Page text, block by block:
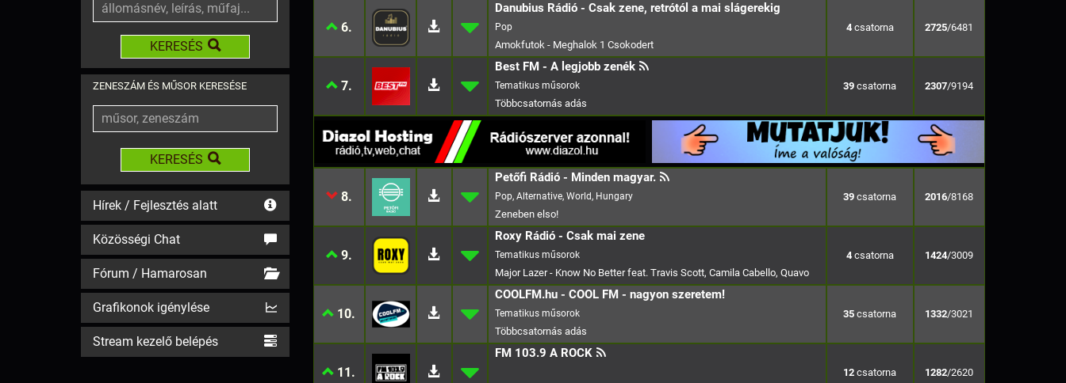
KERESÉS
ZENESZÁM ÉS MŰSOR KERESÉSE
KERESÉS
Hírek / Fejlesztés alatt
Közösségi Chat
Fórum / Hamarosan
Grafikonok igénylése
Stream kezelő belépés
6.
Danubius Rádió - Csak zene, retrótól a mai slágerekig
Pop
Amokfutok - Meghalok 1 Csokodert
4 2725/6481
7.
Best FM - A legjobb zenék
39 2307/9194
8.
Petőfi Rádió - Minden magyar.
Pop, Alternative, World, Hungary
Zeneben elso!
39 2016/8168
9.
Roxy Rádió - Csak mai zene
Major Lazer - Know No Better feat. Travis Scott, Camila Cabello, Quavo
4 1424/3009
10.
COOLFM.hu - COOL FM - nagyon szeretem!
35 1332/3021
11.
FM 103.9 A ROCK
12 1282/2620